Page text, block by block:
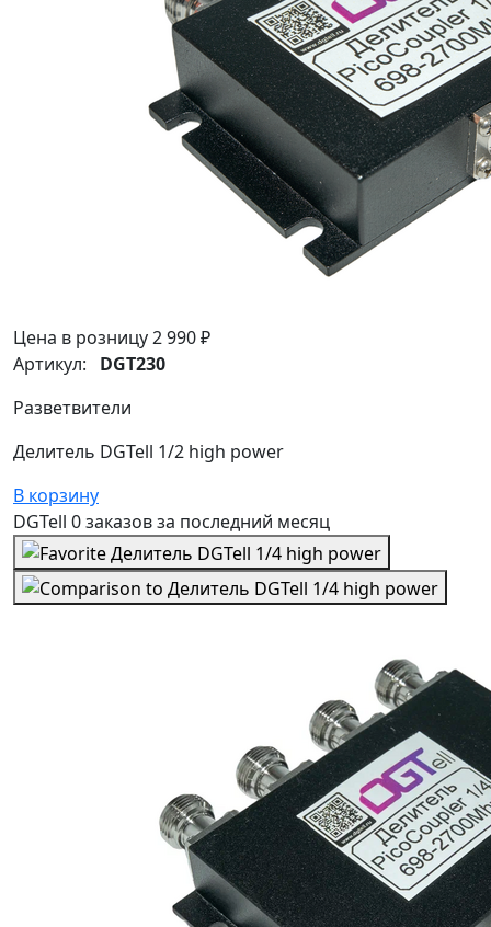
Цена в розницу2 990 ₽
Артикул: DGT230
Разветвители
Делитель DGTell 1/2 high power
В корзину
DGTell 0 заказовза последний месяц